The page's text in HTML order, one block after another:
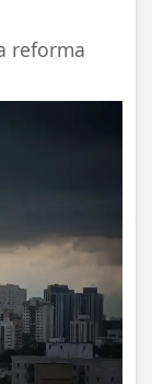
reforma